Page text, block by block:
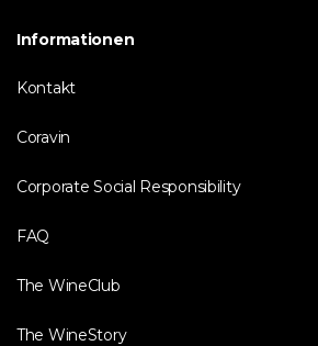
Informationen
Kontakt
Coravin
Corporate Social Responsibility
FAQ
The WineClub
The WineStory